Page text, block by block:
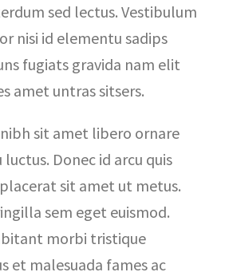
sed lectus. Vestibulum
nisi id elementu sadips
fugiats gravida nam elit
amet untras sitsers.
sit amet libero ornare
Donec id arcu quis
sit amet ut metus.
sem eget euismod.
morbi tristique
et malesuada fames ac